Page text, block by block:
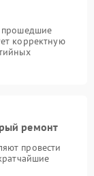
прошедшие
корректную
ремонт
провести